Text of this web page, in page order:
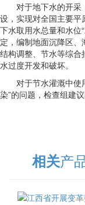
对于地下水的开采
设，实现对全国主要
下水取用水总量和水位
定，编制地面沉降区
结构调整、节水等综
水过度开发和破坏。
对于节水灌溉中使
染”的问题，检查组建
相关产